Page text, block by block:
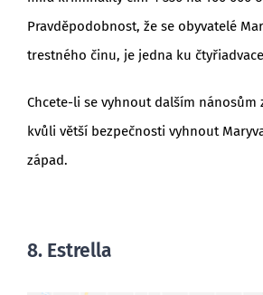
Pravděpodobnost, že se obyvatelé
trestného činu, je jedna ku
Chcete-li se vyhnout dalším nánosům
kvůli větší bezpečnosti vyhnout
západ.
8. Estrella